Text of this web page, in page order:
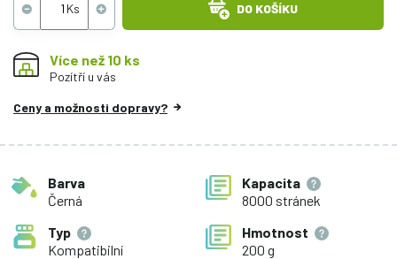
DO KOŠÍKU
Více než 10 ks
Pozítří u vás
Ceny a možnosti dopravy?
Barva
Černá
Kapacita
8000 stránek
Typ
Kompatibilní
Hmotnost
200 g